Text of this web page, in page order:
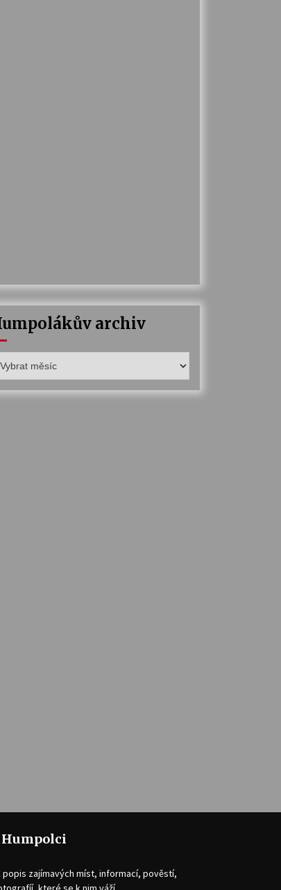
archiv
popis zajímavých míst, informací, pověstí,